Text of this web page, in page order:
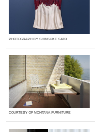
PHOTOGRAPH BY SHINSUKE SATO
COURTESY OF MONTANA FURNITURE